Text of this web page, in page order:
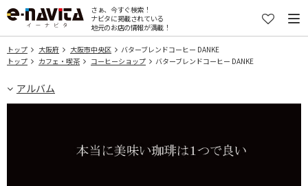
さぁ、今すぐ検索！
ナビタに掲載されている
地元のお店の情報が満載！
トップ 大阪府 大阪市中央区
バターブレンドコーヒー DANKE
トップ
カフェ・喫茶 コーヒーショップ バターブレンドコーヒー DANKE
アルバム